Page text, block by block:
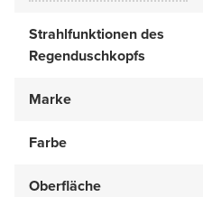
Strahlfunktionen des
Regenduschkopfs
Marke
Farbe
Oberfläche